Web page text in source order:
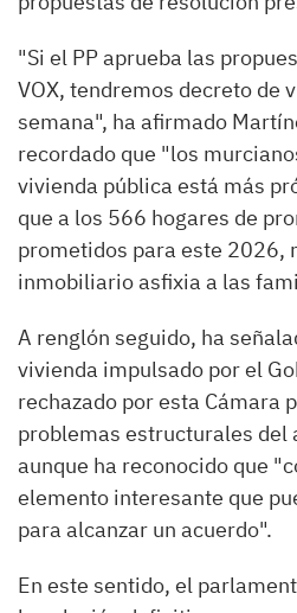
"Si el PP aprueba las
VOX, tendremos decreto de
semana", ha afirmado
recordado que "los
vivienda pública está más
que a los 566 hogares de
prometidos para este 2026,
inmobiliario asfixia a las
A renglón seguido, ha
vivienda impulsado por el
rechazado por esta Cámara
problemas estructurales del
aunque ha reconocido que
elemento interesante que
para alcanzar un acuerdo".
En este sentido, el